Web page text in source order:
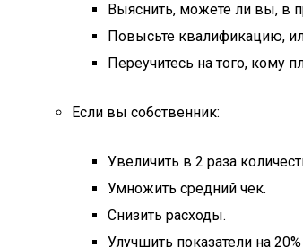
Выяснить, можете ли вы, в
Повысьте квалификацию,
Переучитесь на того, кому
Если вы собственник:
Увеличить в 2 раза
Умножить средний чек.
Снизить расходы.
Улучшить показатели на 20%